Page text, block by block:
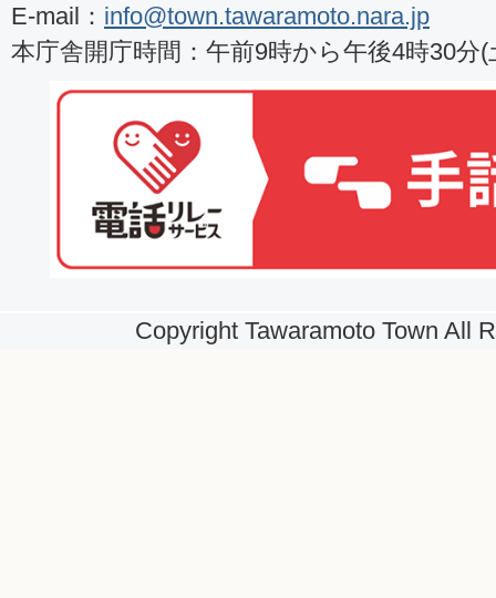
E-mail： info@town.tawaramoto.nara.jp
本庁舎開庁時間：午前9時から午後4時30分
Copyright Tawaramoto Town All